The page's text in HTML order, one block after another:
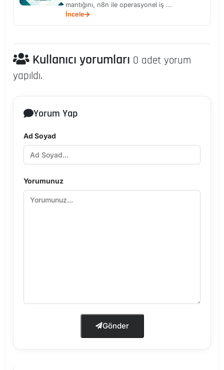
mantığını, n8n ile operasyonel iş ...
İncele
Kullanıcı yorumları 0 adet yorum
yapıldı.
Yorum Yap
Ad Soyad
Yorumunuz
Gönder